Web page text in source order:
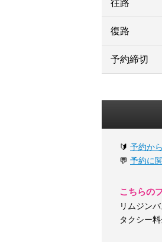
往路
復路
予約締切
🔰 予約か
💬 予約に
こちらの
リムジン
タクシー